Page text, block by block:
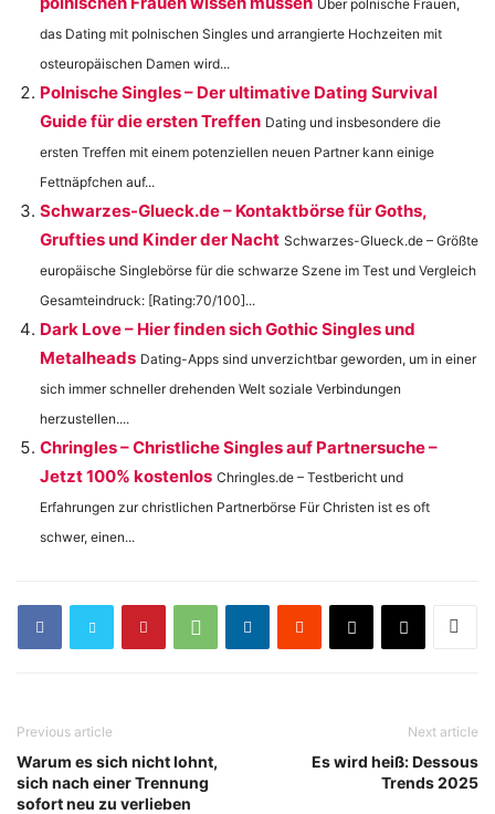
Über polnische Frauen,
das Dating mit polnischen Singles und arrangierte Hochzeiten mit
osteuropäischen Damen wird...
Polnische Singles – Der ultimative Dating Survival
Guide für die ersten Treffen Dating und insbesondere die
ersten Treffen mit einem potenziellen neuen Partner kann einige
Fettnäpfchen auf...
Schwarzes-Glueck.de – Kontaktbörse für Goths,
Grufties und Kinder der Nacht Schwarzes-Glueck.de – Größte
europäische Singlebörse für die schwarze Szene im Test und Vergleich
Gesamteindruck: [Rating:70/100]...
Dark Love – Hier finden sich Gothic Singles und
Metalheads Dating-Apps sind unverzichtbar geworden, um in einer
sich immer schneller drehenden Welt soziale Verbindungen
herzustellen....
Chringles – Christliche Singles auf Partnersuche –
Jetzt 100% kostenlos Chringles.de – Testbericht und
Erfahrungen zur christlichen Partnerbörse Für Christen ist es oft
schwer, einen...
Previous article
Warum es sich nicht lohnt,
sich nach einer Trennung
sofort neu zu verlieben
Next article
Es wird heiß: Dessous
Trends 2025